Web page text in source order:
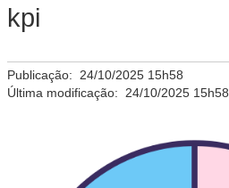
kpi
Publicação: 24/10/2025 15h58
Última modificação: 24/10/2025 15h58